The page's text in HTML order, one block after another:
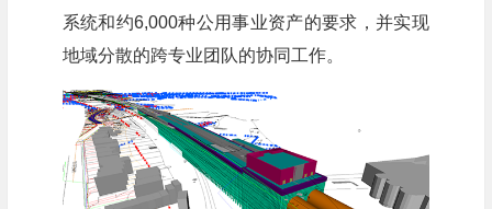
系统和约6,000种公用事业资产的要求，并实现
地域分散的跨专业团队的协同工作。